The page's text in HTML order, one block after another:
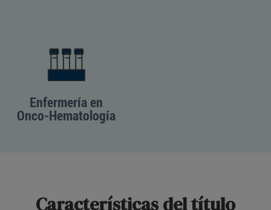
Enfermería en
Onco-Hematología
Características del título